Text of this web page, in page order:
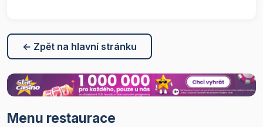
← Zpět na hlavní stránku
Menu restaurace